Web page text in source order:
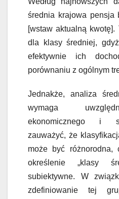
średnia krajowa pensja
[wstaw aktualną
dla klasy średniej,
efektywnie ich
porównaniu z ogólnym
Jednakże, analiza
wymaga
ekonomicznego i
zauważyć, że
może być
określenie „klasy
subiektywne. W
zdefiniowanie tej